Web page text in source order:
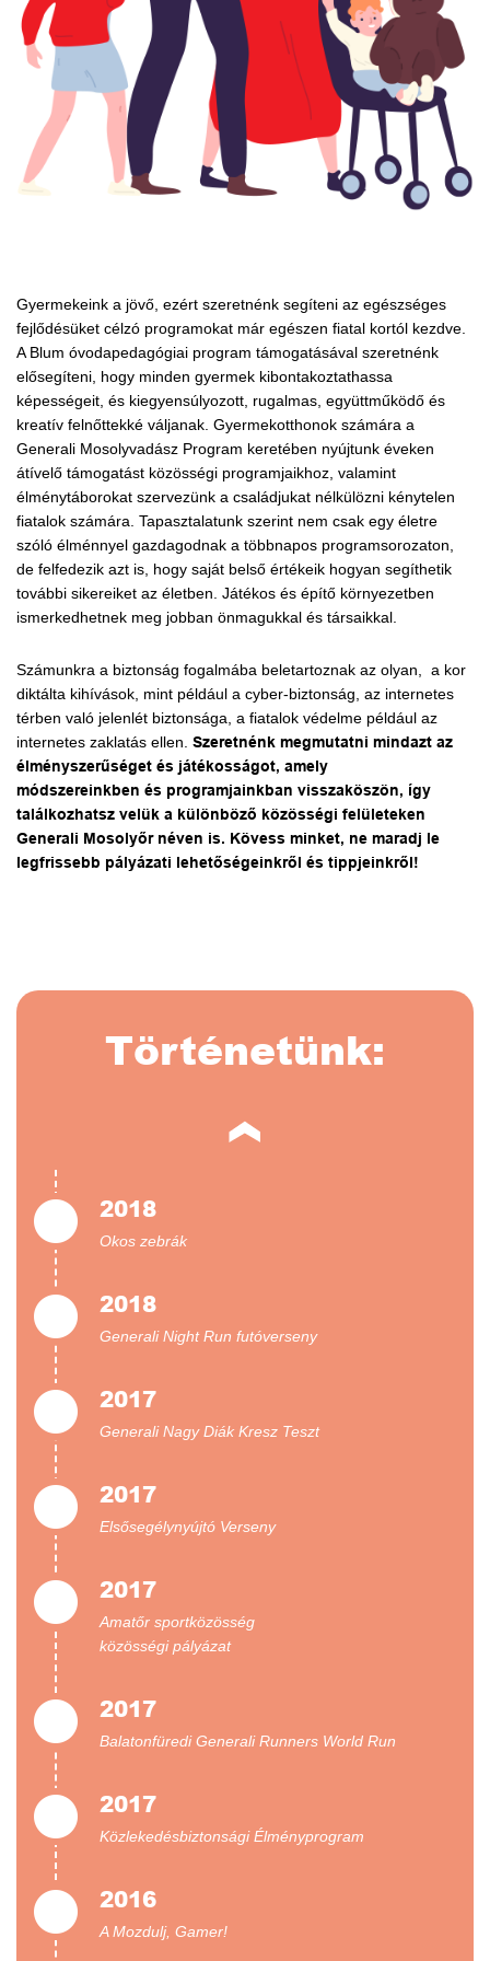
Gyermekeink a jövő, ezért szeretnénk segíteni az egészséges
fejlődésüket célzó programokat már egészen fiatal kortól kezdve.
A Blum óvodapedagógiai program támogatásával szeretnénk
elősegíteni, hogy minden gyermek kibontakoztathassa
képességeit, és kiegyensúlyozott, rugalmas, együttműködő és
kreatív felnőttekké váljanak. Gyermekotthonok számára a
Generali Mosolyvadász Program keretében nyújtunk éveken
átívelő támogatást közösségi programjaikhoz, valamint
élménytáborokat szervezünk a családjukat nélkülözni kénytelen
fiatalok számára. Tapasztalatunk szerint nem csak egy életre
szóló élménnyel gazdagodnak a többnapos programsorozaton,
de felfedezik azt is, hogy saját belső értékeik hogyan segíthetik
további sikereiket az életben. Játékos és építő környezetben
ismerkedhetnek meg jobban önmagukkal és társaikkal.
Számunkra a biztonság fogalmába beletartoznak az olyan, a kor
diktálta kihívások, mint például a cyber-biztonság, az internetes
térben való jelenlét biztonsága, a fiatalok védelme például az
internetes zaklatás ellen. Szeretnénk megmutatni mindazt az
élményszerűséget és játékosságot, amely
módszereinkben és programjainkban visszaköszön, így
találkozhatsz velük a különböző közösségi felületeken
Generali Mosolyőr néven is. Kövess minket, ne maradj le
legfrissebb pályázati lehetőségeinkről és tippjeinkről!
Történetünk:
2018
Okos zebrák
2018
Generali Night Run futóverseny
2017
Generali Nagy Diák Kresz Teszt
2017
Elsősegélynyújtó Verseny
2017
Amatőr sportközösség
közösségi pályázat
2017
Balatonfüredi Generali Runners World Run
2017
Közlekedésbiztonsági Élményprogram
2016
A Mozdulj, Gamer!